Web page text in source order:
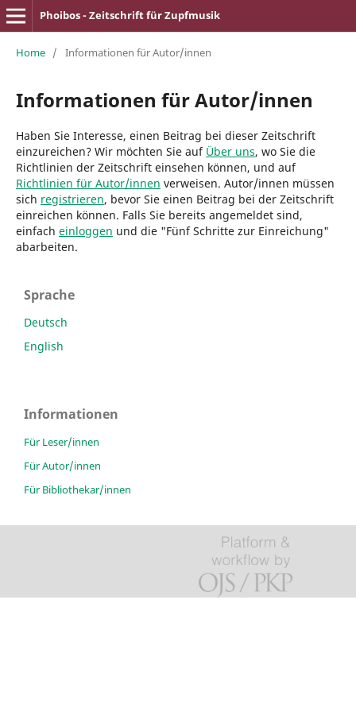
Phoibos - Zeitschrift für Zupfmusik
Home / Informationen für Autor/innen
Informationen für Autor/innen
Haben Sie Interesse, einen Beitrag bei dieser Zeitschrift
einzureichen? Wir möchten Sie auf Über uns, wo Sie die
Richtlinien der Zeitschrift einsehen können, und auf
Richtlinien für Autor/innen verweisen. Autor/innen müssen
sich registrieren, bevor Sie einen Beitrag bei der Zeitschrift
einreichen können. Falls Sie bereits angemeldet sind,
einfach einloggen und die "Fünf Schritte zur Einreichung"
abarbeiten.
Sprache
Deutsch
English
Informationen
Für Leser/innen
Für Autor/innen
Für Bibliothekar/innen